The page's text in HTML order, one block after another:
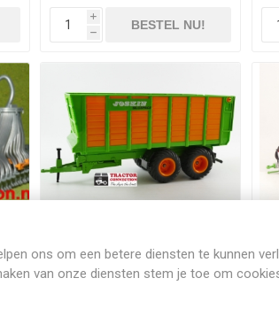
i
h
BESTEL NU!
ons om een betere diensten te kunnen
van onze diensten stem je toe om